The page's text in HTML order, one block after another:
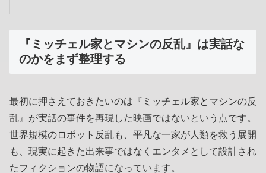
『ミッチェル家とマシンの反乱』は実話な
のかをまず整理する
最初に押さえておきたいのは『ミッチェル家とマシンの反
乱』が実話の事件を再現した映画ではないという点です。
世界規模のロボット反乱も、平凡な一家が人類を救う展開
も、現実に起きた出来事ではなくエンタメとして設計され
たフィクションの物語になっています。